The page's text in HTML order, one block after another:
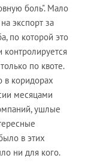
боль". Мало
экспорт за
по которой это
контролируется
по квоте.
в коридорах
месяцами
ушлые
в этих
ни для кого.